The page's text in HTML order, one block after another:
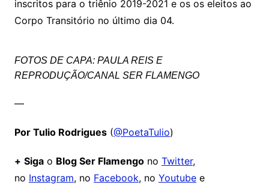
inscritos para o triênio 2019-2021 e os os eleitos ao
Corpo Transitório no último dia 04.
FOTOS DE CAPA: PAULA REIS E
REPRODUÇÃO/CANAL SER FLAMENGO
—
Por Tulio Rodrigues(@PoetaTulio)
+ Sigao Blog Ser Flamengono Twitter,
no Instagram, no Facebook, no Youtubee